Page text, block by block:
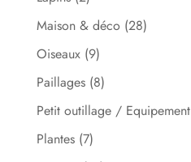
Maison & déco (28)
Oiseaux (9)
Paillages (8)
Petit outillage / Equipement
Plantes (7)